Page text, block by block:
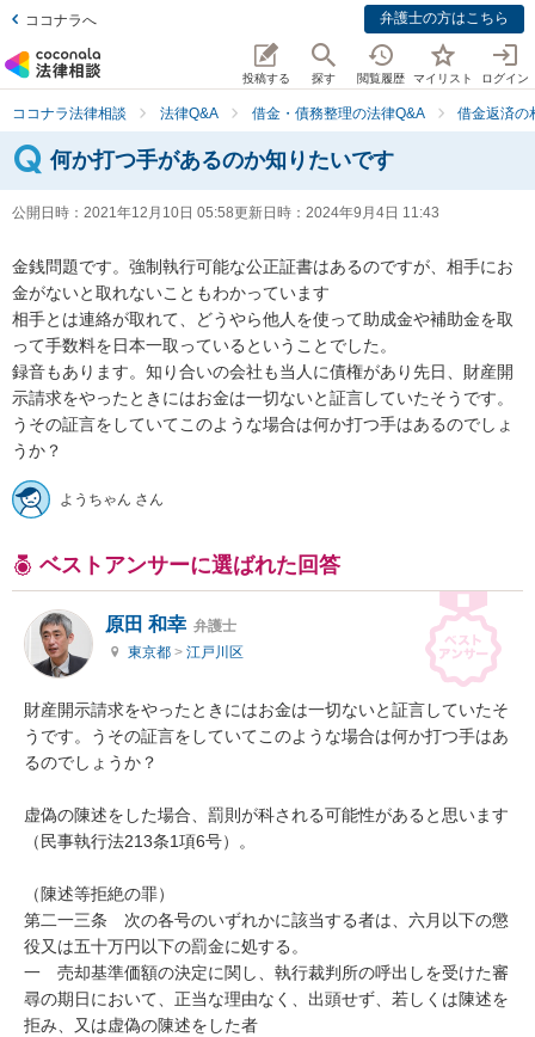
ココナラへ 弁護士の方はこちら
投稿する 探す 閲覧履歴 マイリスト ログイン
ココナラ法律相談 法律Q&A 借金・債務整理の法律Q&A 借金返済の
何か打つ手があるのか知りたいです
公開日時： 2021年12月10日 05:58更新日時： 2024年9月4日 11:43
金銭問題です。強制執行可能な公正証書はあるのですが、相手にお
金がないと取れないこともわかっています
相手とは連絡が取れて、どうやら他人を使って助成金や補助金を取
って手数料を日本一取っているということでした。
録音もあります。知り合いの会社も当人に債権があり先日、財産開
示請求をやったときにはお金は一切ないと証言していたそうです。
うその証言をしていてこのような場合は何か打つ手はあるのでしょ
うか？
ようちゃん さん
ベストアンサーに選ばれた回答
原田 和幸 弁護士
東京都 > 江戸川区
財産開示請求をやったときにはお金は一切ないと証言していたそ
うです。うその証言をしていてこのような場合は何か打つ手はあ
るのでしょうか？
虚偽の陳述をした場合、罰則が科される可能性があると思います
（民事執行法213条1項6号）。
（陳述等拒絶の罪）
第二一三条　次の各号のいずれかに該当する者は、六月以下の懲
役又は五十万円以下の罰金に処する。
一　売却基準価額の決定に関し、執行裁判所の呼出しを受けた審
尋の期日において、正当な理由なく、出頭せず、若しくは陳述を
拒み、又は虚偽の陳述をした者